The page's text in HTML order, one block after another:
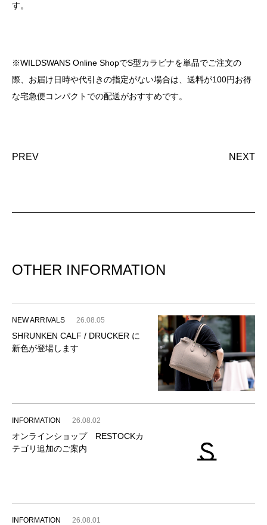
す。
※WILDSWANS Online ShopでS型カラビナを単品でご注文の
際、お届け日時や代引きの指定がない場合は、送料が100円お得
な宅急便コンパクトでの配送がおすすめです。
PREV NEXT
OTHER INFORMATION
NEW ARRIVALS 26.08.05
SHRUNKEN CALF / DRUCKER に
新色が登場します
INFORMATION 26.08.02
オンラインショップ RESTOCKカ
テゴリ追加のご案内
INFORMATION 26.08.01